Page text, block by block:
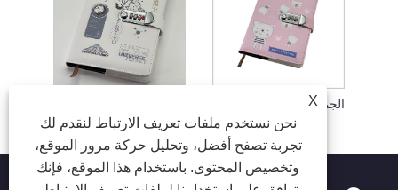
X
نحن نستخدم ملفات تعريف الارتباط لنقدم لك
تجربة تصفح أفضل، وتحليل حركة مرور الموقع،
وتخصيص المحتوى. باستخدام هذا الموقع، فإنك